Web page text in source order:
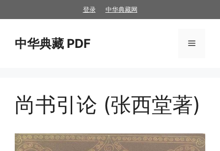
至
登录 中华典藏网
中华典藏 PDF 菜
尚书引论 (张西堂著)